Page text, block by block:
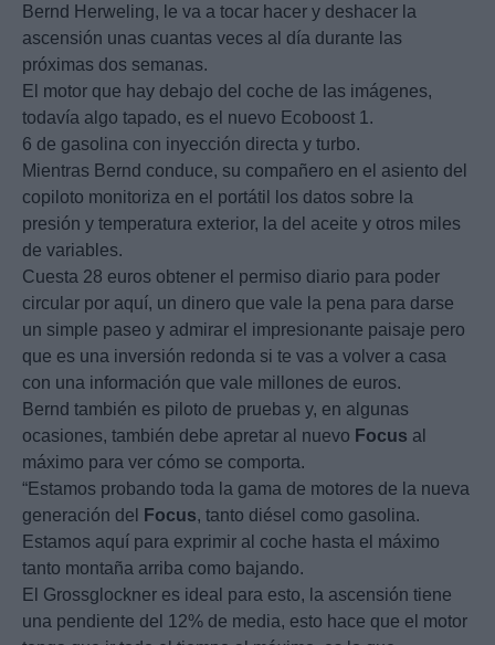
Bernd Herweling, le va a tocar hacer y deshacer la
ascensión unas cuantas veces al día durante las
próximas dos semanas.
El motor que hay debajo del coche de las imágenes,
todavía algo tapado, es el nuevo Ecoboost 1.
6 de gasolina con inyección directa y turbo.
Mientras Bernd conduce, su compañero en el asiento del
copiloto monitoriza en el portátil los datos sobre la
presión y temperatura exterior, la del aceite y otros miles
de variables.
Cuesta 28 euros obtener el permiso diario para poder
circular por aquí, un dinero que vale la pena para darse
un simple paseo y admirar el impresionante paisaje pero
que es una inversión redonda si te vas a volver a casa
con una información que vale millones de euros.
Bernd también es piloto de pruebas y, en algunas
ocasiones, también debe apretar al nuevo Focus al
máximo para ver cómo se comporta.
“Estamos probando toda la gama de motores de la nueva
generación del
Focus, tanto diésel como gasolina.
Estamos aquí para exprimir al coche hasta el máximo
tanto montaña arriba como bajando.
El Grossglockner es ideal para esto, la ascensión tiene
una pendiente del 12% de media, esto hace que el motor